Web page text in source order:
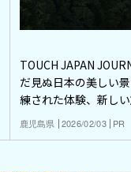
TOUCH JAPAN
だ見ぬ日本の美しい
練された体験、新し
鹿児島県 2026/02/03 PR